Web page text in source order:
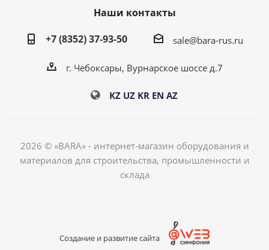
Наши контакты
+7 (8352) 37-93-50
sale@bara-rus.ru
г. Чебоксары, Вурнарское шоссе д.7
KZ UZ KR EN AZ
2026 © «BARA» - интернет-магазин оборудования и
материалов для строительства, промышленности и
склада
Создание и развитие сайта